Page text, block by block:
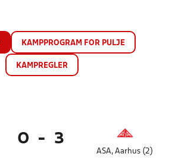
KAMPPROGRAM FOR PULJE
KAMPREGLER
0 - 3
ASA, Aarhus (2)